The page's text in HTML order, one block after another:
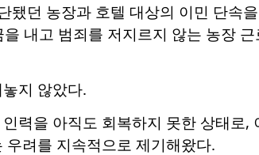
됐던 농장과 호텔 대상의 이민 단속
내고 범죄를 저지르지 않는 농장
지 않았다.
력을 아직도 회복하지 못한 상태로,
려를 지속적으로 제기해왔다.